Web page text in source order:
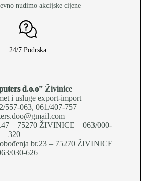
nudimo akcijske cijene
24/7 Podrska
𝐝.𝐨.𝐨” Živinice
i usluge export-import
557-063, 061/407-757
– 75270 ŽIVINICE – 063/000-
320
br.23 – 75270 ŽIVINICE
030-626